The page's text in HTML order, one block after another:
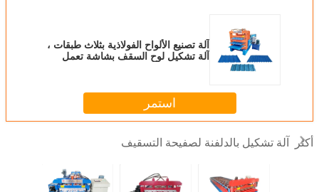
آلة تصنيع الألواح الفولاذية بثلاث طبقات ،
آلة تشكيل لوح السقف بشاشة تعمل
استمر
أكثر آلة تشكيل بالدلفنة لصفيحة التسقيف